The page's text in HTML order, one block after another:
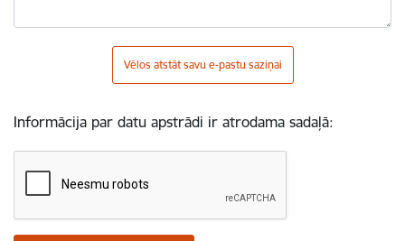
Vēlos atstāt savu e-pastu saziņai
Informācija par datu apstrādi ir atrodama sadaļā: